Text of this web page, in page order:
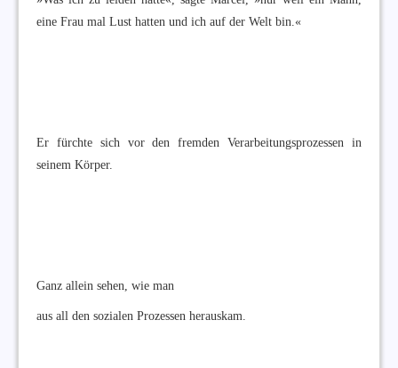
eine Frau mal Lust hatten und ich auf der Welt bin.«
Er fürchte sich vor den fremden Verarbeitungsprozessen in
seinem Körper.
Ganz allein sehen, wie man
aus all den sozialen Prozessen herauskam.